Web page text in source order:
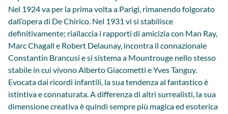
Nel 1924 va per la prima volta a Parigi, rimanendo folgorato
dall’opera di De Chirico. Nel 1931 vi si stabilisce
definitivamente; riallaccia i rapporti di amicizia con Man Ray,
Marc Chagall e Robert Delaunay, incontra il connazionale
Constantin Brancusi e si sistema a Mountrouge nello stesso
stabile in cui vivono Alberto Giacometti e Yves Tanguy.
Evocata dai ricordi infantili, la sua tendenza al fantastico è
istintiva e connaturata. A differenza di altri surrealisti, la sua
dimensione creativa è quindi sempre più magica ed esoterica